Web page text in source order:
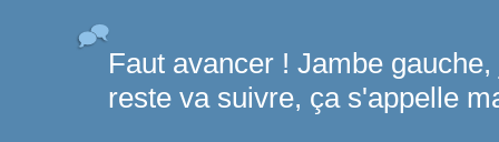
Faut avancer ! Jambe
reste va suivre, ça s'appelle